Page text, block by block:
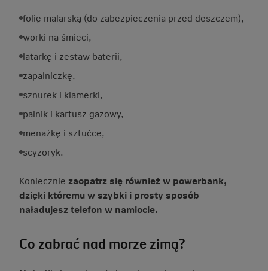
folię malarską (do zabezpieczenia przed deszczem),
worki na śmieci,
latarkę i zestaw baterii,
zapalniczkę,
sznurek i klamerki,
palnik i kartusz gazowy,
menażkę i sztućce,
scyzoryk.
Koniecznie zaopatrz się również w powerbank,
dzięki któremu w szybki i prosty sposób
naładujesz telefon w namiocie.
Co zabrać nad morze zimą?